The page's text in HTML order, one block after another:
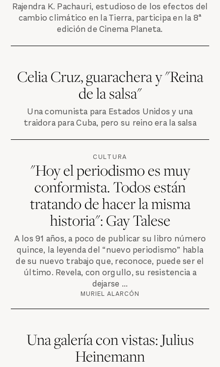
Rajendra K. Pachauri, estudioso de los efectos del
cambio climático en la Tierra, participa en la 8ª
edición de Cinema Planeta.
Celia Cruz, guarachera y "Reina
de la salsa"
Una comunista para Estados Unidos y una
traidora para Cuba, pero su reino era la salsa
CULTURA
"Hoy el periodismo es muy
conformista. Todos están
tratando de hacer la misma
historia": Gay Talese
A los 91 años, a poco de publicar su libro número
quince, la leyenda del “nuevo periodismo” habla
de su nuevo trabajo que, reconoce, puede ser el
último. Revela, con orgullo, su resistencia a
dejarse ...
MURIEL ALARCÓN
Una galería con vistas: Julius
Heinemann